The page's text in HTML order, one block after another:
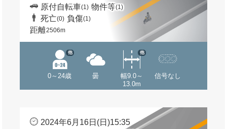
原付自転車(1) 物件等(1)
死亡(0) 負傷(1)
距離2506m
0～24歳
他
曇
幅9.0～
13.0m
他
信号なし
2024年6月16日(日)15:35